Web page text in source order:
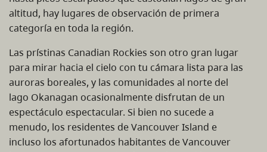
altitud, hay lugares de observación de primera
categoría en toda la región.
Las prístinas Canadian Rockies son otro gran lugar
para mirar hacia el cielo con tu cámara lista para las
auroras boreales, y las comunidades al norte del
lago Okanagan ocasionalmente disfrutan de un
espectáculo espectacular. Si bien no sucede a
menudo, los residentes de Vancouver Island e
incluso los afortunados habitantes de Vancouver